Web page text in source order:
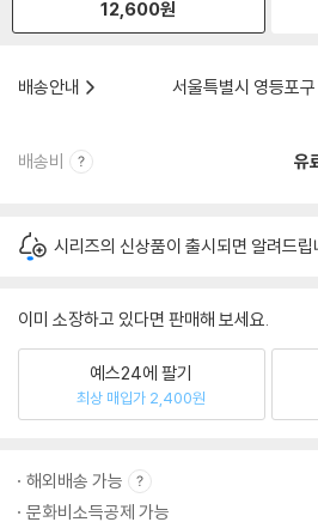
12,600원
배송안내
서울특별시 영등포
배송비 유
시리즈의 신상품이 출시되면 알려드립
이미 소장하고 있다면 판매해 보세요.
예스24에 팔기
최상 매입가 2,400원
해외배송 가능
문화비소득공제 가능